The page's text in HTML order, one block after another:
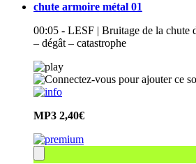
chute armoire métal 01
00:05 - LESF | Bruitage de la chute
– dégât – catastrophe
MP3 2,40€